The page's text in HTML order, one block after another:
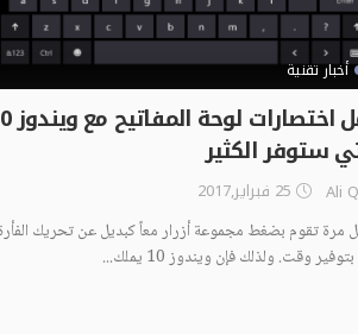
أخبار تقنية
كامل
ستوفر الكثير
Ali 25 فبراير,2017
مرة تقوم بضغط مجموعة أزرار معاً كبديل عن تحريك
وقت. ولذلك فإن ويندوز 10 يملك...